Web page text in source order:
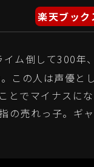
楽天ブッ
ム倒して300年
この人は声優と
とでマイナスに
の売れっ子。ギ